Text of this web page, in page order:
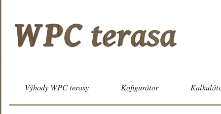
Výhody WPC terasy Kofigurátor